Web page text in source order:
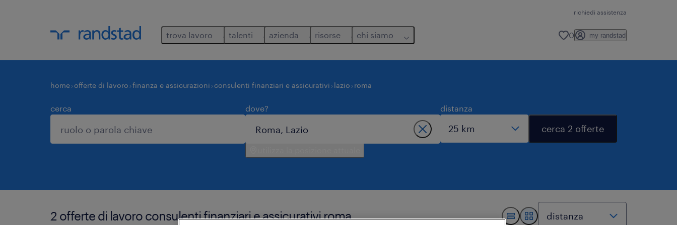
richiedi assistenza
trova lavoro talenti azienda risorse chi siamo 0 my randstad
home offerte di lavoro finanza e assicurazioni consulenti finanziari e assicurativi lazio roma
cerca dove? distanza
cerca 2 offerte
2 offerte di lavoro consulenti finanziari e assicurativi roma